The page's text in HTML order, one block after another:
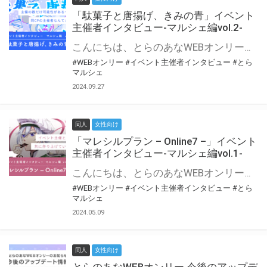
「駄菓子と唐揚げ、きみの青」イベント
主催者インタビュー-マルシェ編vol.2-
こんにちは、とらのあなWEBオンリー運営スタッフです。 新たにお届けする、イベント主催者インタビュー-マルシェ編-は、 とらのあなWEBオンリー「マルシェ」をご利用の主催様に 「マルシェ」を使ってイベントを開催した感想や心がけをお聞きする企画です。 今回は、WEBオンリー初開催「駄菓子と唐揚げ、きみの青」より、 主催のぎこ六屋様にお話を伺いました。 協力：ぎこ六屋様／イベント公式Twitter（@krkgwks） とらのあなWEBオンリー「マルシェ」とは？ WEBオンリーでリアルタイムでコミュニケーションがとれるオンライン会場です。
#WEBオンリー #イベント主催者インタビュー #とら
マルシェ
2024.09.27
同人 女性向け
「マレシルプラン – Online7 –」イベント
主催者インタビュー-マルシェ編vol.1-
こんにちは、とらのあなWEBオンリー運営スタッフです。 新たにお届けする、イベント主催者インタビュー-マルシェ編-は、 とらのあなWEBオンリー「マルシェ」をご利用した主催様に 「マルシェ」を使って開催した感想や心がけをお聞きする企画です。 今回は、WEBオンリー開催7回目迎えた「マレシルプラン – Online7 –」より、 主催の玉川うた様にお話を伺いました。 ▼マレシルプランのインタビュー前回記事 「イベント主催者インタビュー vol.6」はこちら 協力：玉川うた様（マレシルプラン実行委員会 代表）／イベント公式Twitter（@mallesil_plan） とらのあなWEBオンリー「マルシェ」とは？ WEBオンリーでリアルタイムでコミュニケーションがとれるオンライン会場です。
#WEBオンリー #イベント主催者インタビュー #とら
マルシェ
2024.05.09
同人 女性向け